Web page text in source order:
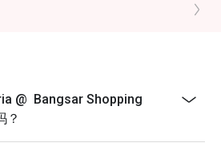
@ Bangsar Shopping
？